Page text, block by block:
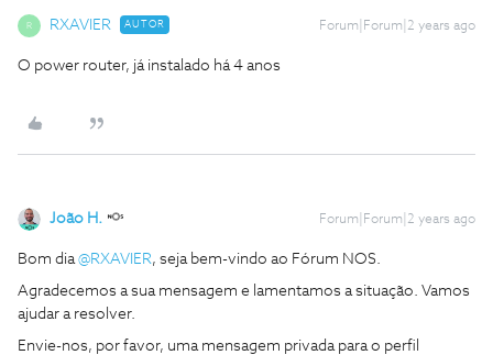
R RXAVIER AUTOR Forum|Forum|2 years ago
O power router, já instalado há 4 anos
João H. Forum|Forum|2 years ago
Bom dia@RXAVIER, seja bem-vindo ao Fórum NOS.
Agradecemos a sua mensagem e lamentamos a situação. Vamos
ajudar a resolver.
Envie-nos, por favor, uma mensagem privada para o perfil